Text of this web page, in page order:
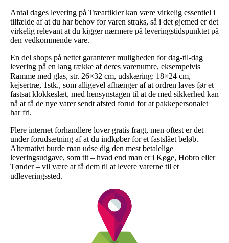
Antal dages levering på Træartikler kan være virkelig essentiel i
tilfælde af at du har behov for varen straks, så i det øjemed er det
virkelig relevant at du kigger nærmere på leveringstidspunktet på
den vedkommende vare.
En del shops på nettet garanterer muligheden for dag-til-dag
levering på en lang række af deres varenumre, eksempelvis
Ramme med glas, str. 26×32 cm, udskæring: 18×24 cm,
kejsertræ, 1stk., som alligevel afhænger af at ordren laves før et
fastsat klokkeslæt, med hensynstagen til at de med sikkerhed kan
nå at få de nye varer sendt afsted forud for at pakkepersonalet
har fri.
Flere internet forhandlere lover gratis fragt, men oftest er det
under forudsætning af at du indkøber for et fastslået beløb.
Alternativt burde man udse dig den mest betalelige
leveringsudgave, som tit – hvad end man er i Køge, Hobro eller
Tønder – vil være at få dem til at levere varerne til et
udleveringssted.